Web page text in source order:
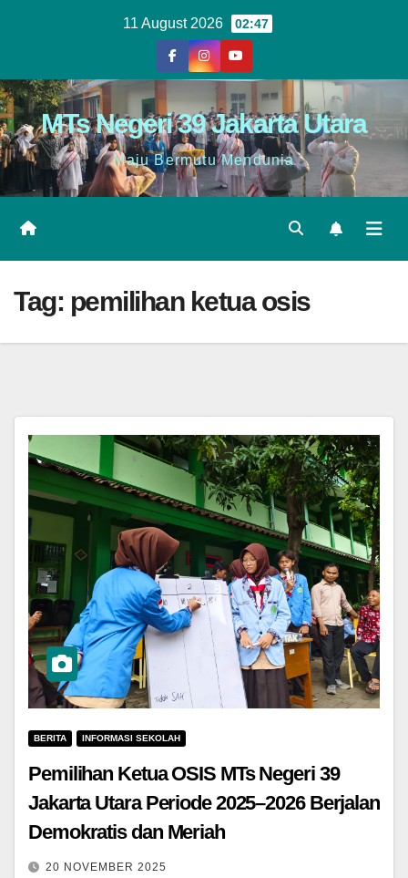
11 August 2026 02:47
MTs Negeri 39 Jakarta Utara
Maju Bermutu Mendunia
Tag: pemilihan ketua osis
BERITA INFORMASI SEKOLAH
Pemilihan Ketua OSIS MTs Negeri 39
Jakarta Utara Periode 2025–2026 Berjalan
Demokratis dan Meriah
20 NOVEMBER 2025